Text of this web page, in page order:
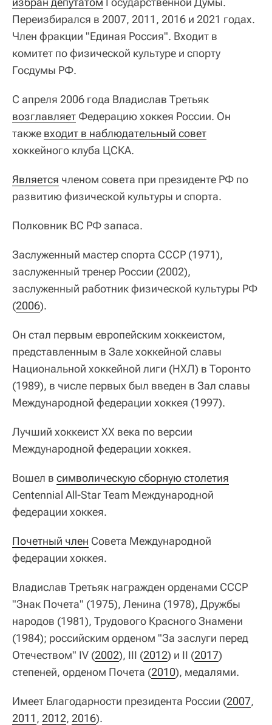
Переизбирался в 2007, 2011, 2016 и 2021 годах.
Член фракции "Единая Россия". Входит в
комитет по физической культуре и спорту
Госдумы РФ.
С апреля 2006 года Владислав Третьяк
возглавляет Федерацию хоккея России. Он
также входит в наблюдательный совет
хоккейного клуба ЦСКА.
Является членом совета при президенте РФ по
развитию физической культуры и спорта.
Полковник ВС РФ запаса.
Заслуженный мастер спорта СССР (1971),
заслуженный тренер России (2002),
заслуженный работник физической культуры РФ
(2006).
Он стал первым европейским хоккеистом,
представленным в Зале хоккейной славы
Национальной хоккейной лиги (НХЛ) в Торонто
(1989), в числе первых был введен в Зал славы
Международной федерации хоккея (1997).
Лучший хоккеист XX века по версии
Международной федерации хоккея.
Вошел в символическую сборную столетия
Centennial All-Star Team Международной
федерации хоккея.
Почетный член Совета Международной
федерации хоккея.
Владислав Третьяк награжден орденами СССР
"Знак Почета" (1975), Ленина (1978), Дружбы
народов (1981), Трудового Красного Знамени
(1984); российским орденом "За заслуги перед
Отечеством" IV (2002), III (2012) и II (2017)
степеней, орденом Почета (2010), медалями.
Имеет Благодарности президента России (2007,
2011, 2012, 2016).